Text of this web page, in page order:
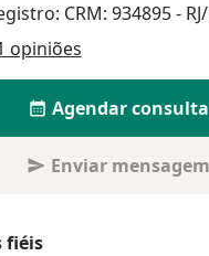
CRM: 934895 - RJ/
opiniões
Agendar consulta
Enviar mensagem
fiéis